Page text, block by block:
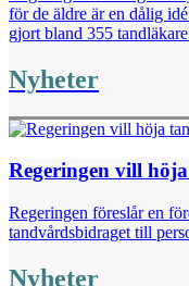
för de äldre är en dålig
gjort bland 355
Nyheter
Regeringen vill
Regeringen föreslår en
tandvårdsbidraget till
Nyheter